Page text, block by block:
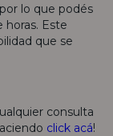
lo que podés
Este
que se
consulta
click acá!